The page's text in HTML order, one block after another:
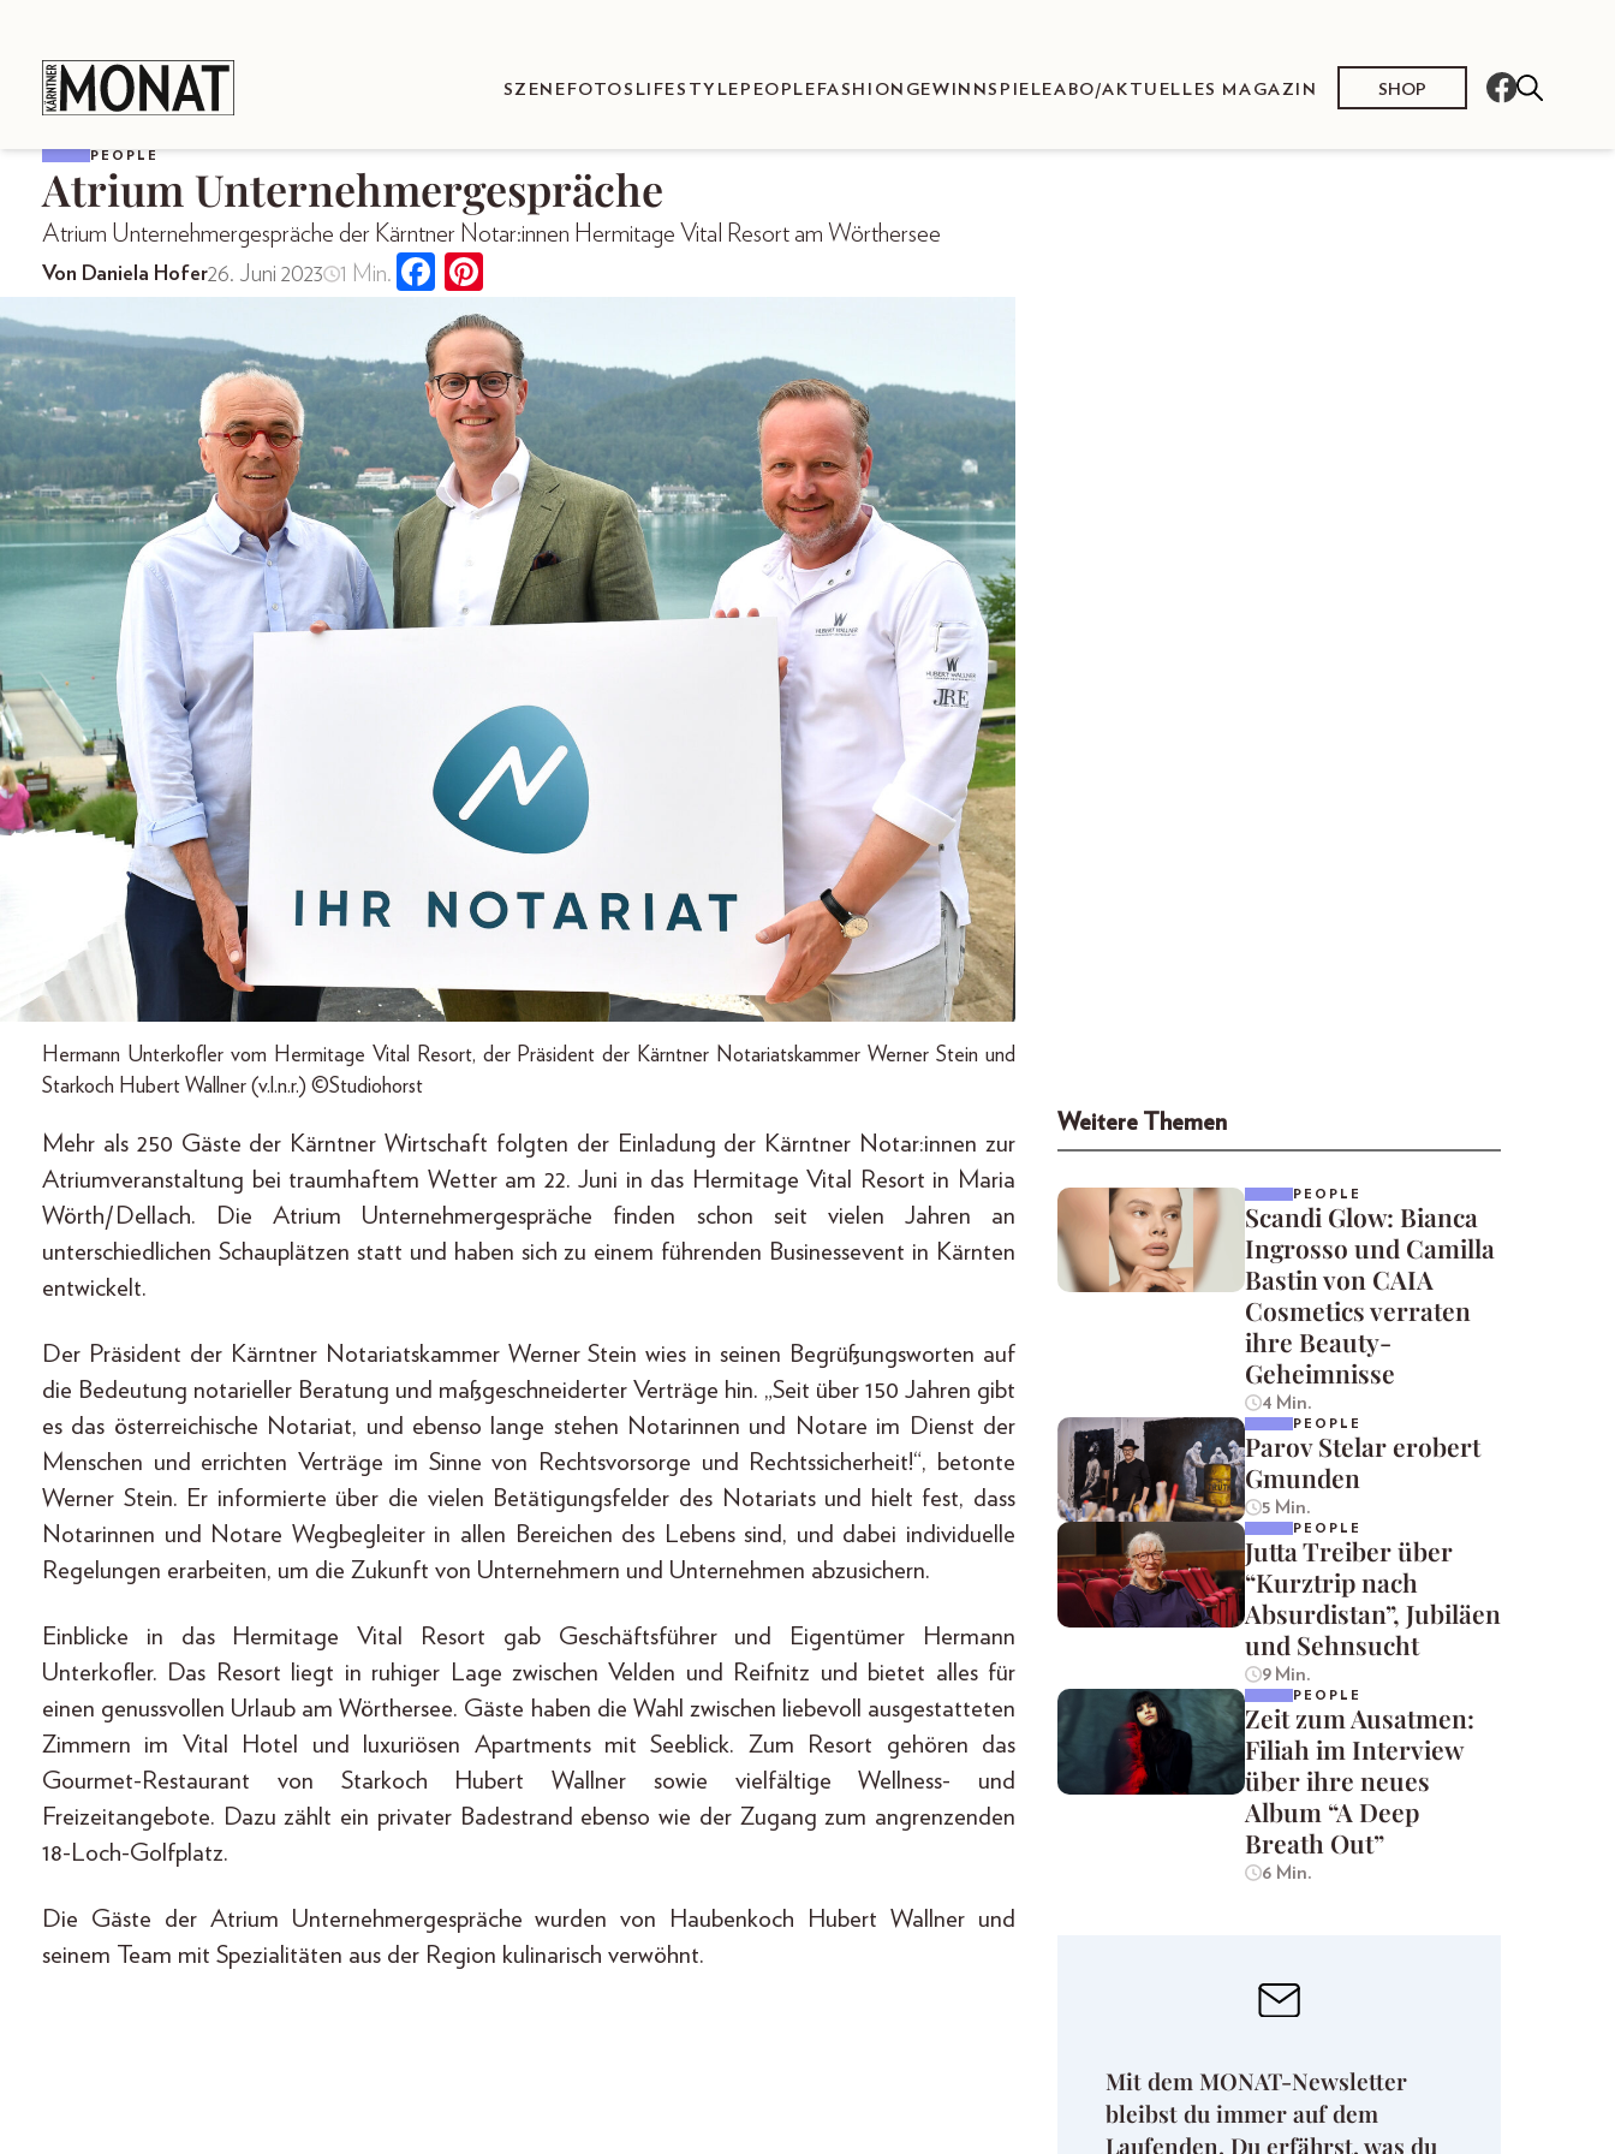
SZENEFOTOS LIFESTYLE PEOPLE FASHION GEWINNSPIELEABO/AKTUELLES MAGAZIN SHOP
PEOPLE
Atrium Unternehmergespräche
Atrium Unternehmergespräche der Kärntner Notar:innen Hermitage Vital Resort am Wörthersee
Von Daniela Hofer26. Juni 2023 1 Min.
Hermann Unterkofler vom Hermitage Vital Resort, der Präsident der Kärntner Notariatskammer Werner Stein und
Starkoch Hubert Wallner (v.l.n.r.) ©Studiohorst
Mehr als 250 Gäste der Kärntner Wirtschaft folgten der Einladung der Kärntner Notar:innen zur
Atriumveranstaltung bei traumhaftem Wetter am 22. Juni in das Hermitage Vital Resort in Maria
Wörth/Dellach. Die Atrium Unternehmergespräche finden schon seit vielen Jahren an
unterschiedlichen Schauplätzen statt und haben sich zu einem führenden Businessevent in Kärnten
entwickelt.
Der Präsident der Kärntner Notariatskammer Werner Stein wies in seinen Begrüßungsworten auf
die Bedeutung notarieller Beratung und maßgeschneiderter Verträge hin. „Seit über 150 Jahren gibt
es das österreichische Notariat, und ebenso lange stehen Notarinnen und Notare im Dienst der
Menschen und errichten Verträge im Sinne von Rechtsvorsorge und Rechtssicherheit!“, betonte
Werner Stein. Er informierte über die vielen Betätigungsfelder des Notariats und hielt fest, dass
Notarinnen und Notare Wegbegleiter in allen Bereichen des Lebens sind, und dabei individuelle
Regelungen erarbeiten, um die Zukunft von Unternehmern und Unternehmen abzusichern.
Einblicke in das Hermitage Vital Resort gab Geschäftsführer und Eigentümer Hermann
Unterkofler. Das Resort liegt in ruhiger Lage zwischen Velden und Reifnitz und bietet alles für
einen genussvollen Urlaub am Wörthersee. Gäste haben die Wahl zwischen liebevoll ausgestatteten
Zimmern im Vital Hotel und luxuriösen Apartments mit Seeblick. Zum Resort gehören das
Gourmet-Restaurant von Starkoch Hubert Wallner sowie vielfältige Wellness- und
Freizeitangebote. Dazu zählt ein privater Badestrand ebenso wie der Zugang zum angrenzenden
18-Loch-Golfplatz.
Die Gäste der Atrium Unternehmergespräche wurden von Haubenkoch Hubert Wallner und
seinem Team mit Spezialitäten aus der Region kulinarisch verwöhnt.
Weitere Themen
PEOPLE
Scandi Glow: Bianca
Ingrosso und Camilla
Bastin von CAIA
Cosmetics verraten
ihre Beauty-
Geheimnisse
4 Min.
PEOPLE
Parov Stelar erobert
Gmunden
5 Min.
PEOPLE
Jutta Treiber über
“Kurztrip nach
Absurdistan”, Jubiläen
und Sehnsucht
9 Min.
PEOPLE
Zeit zum Ausatmen:
Filiah im Interview
über ihre neues
Album “A Deep
Breath Out”
6 Min.
Mit dem MONAT-Newsletter
bleibst du immer auf dem
Laufenden. Du erfährst, was du